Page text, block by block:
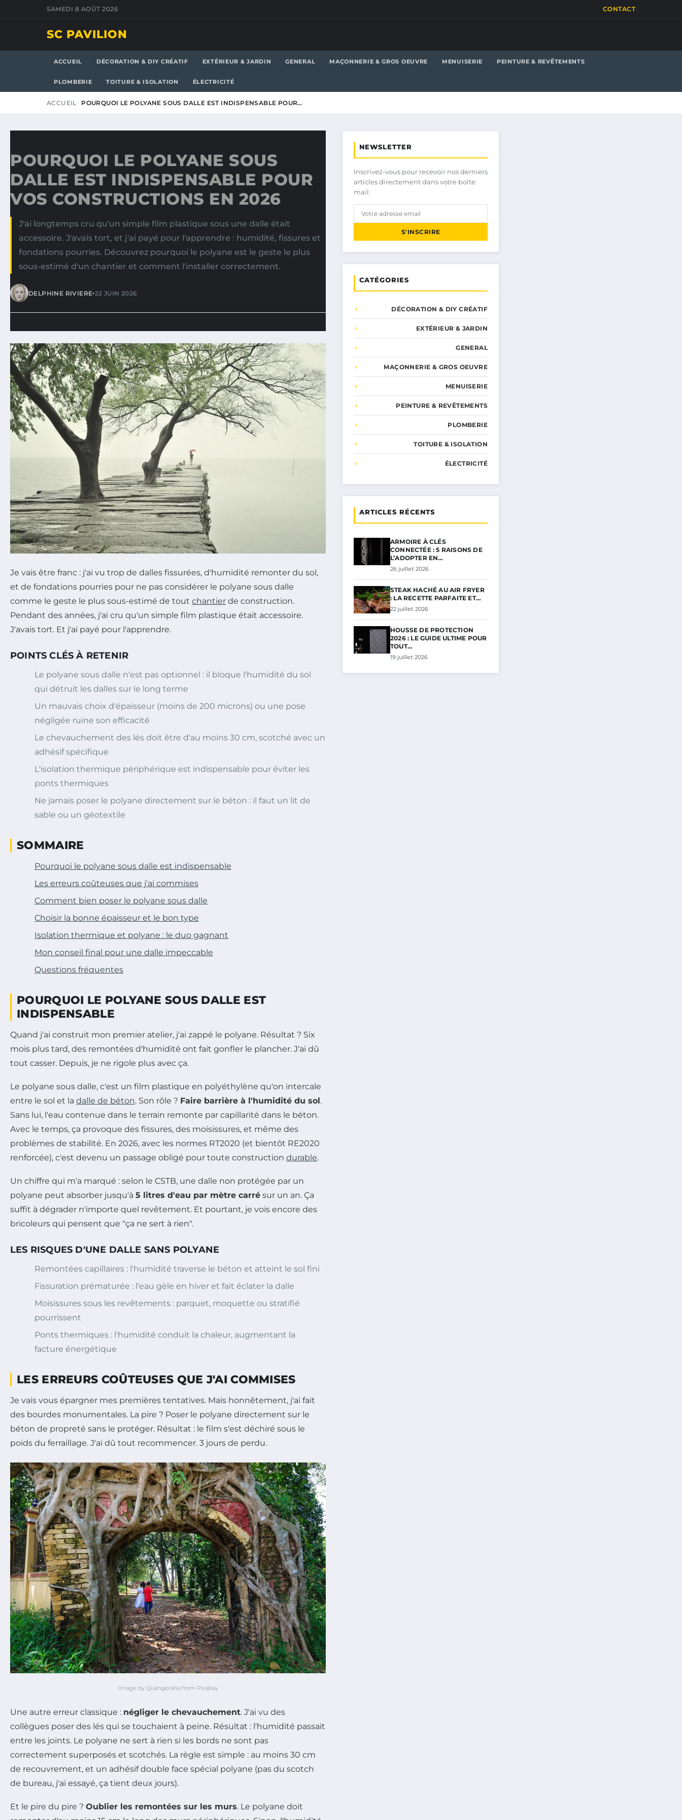
SAMEDI 8 AOÛT 2026 CONTACT
SC PAVILION
ACCUEIL DÉCORATION & DIY CRÉATIF EXTÉRIEUR & JARDIN GENERAL MAÇONNERIE & GROS OEUVRE MENUISERIE PEINTURE & REVÊTEMENTS
PLOMBERIE TOITURE & ISOLATION ÉLECTRICITÉ
ACCUEIL POURQUOI LE POLYANE SOUS DALLE EST INDISPENSABLE POUR…
POURQUOI LE POLYANE SOUS
DALLE EST INDISPENSABLE POUR
VOS CONSTRUCTIONS EN 2026
J'ai longtemps cru qu'un simple film plastique sous une dalle était
accessoire. J'avais tort, et j'ai payé pour l'apprendre : humidité, fissures et
fondations pourries. Découvrez pourquoi le polyane est le geste le plus
sous-estimé d'un chantier et comment l'installer correctement.
DELPHINE RIVIERE•22 JUIN 2026
Je vais être franc : j'ai vu trop de dalles fissurées, d'humidité remonter du sol,
et de fondations pourries pour ne pas considérer le polyane sous dalle
comme le geste le plus sous-estimé de tout chantier de construction.
Pendant des années, j'ai cru qu'un simple film plastique était accessoire.
J'avais tort. Et j'ai payé pour l'apprendre.
POINTS CLÉS À RETENIR
Le polyane sous dalle n'est pas optionnel : il bloque l'humidité du sol
qui détruit les dalles sur le long terme
Un mauvais choix d'épaisseur (moins de 200 microns) ou une pose
négligée ruine son efficacité
Le chevauchement des lés doit être d'au moins 30 cm, scotché avec un
adhésif spécifique
L'isolation thermique périphérique est indispensable pour éviter les
ponts thermiques
Ne jamais poser le polyane directement sur le béton : il faut un lit de
sable ou un géotextile
SOMMAIRE
Pourquoi le polyane sous dalle est indispensable
Les erreurs coûteuses que j'ai commises
Comment bien poser le polyane sous dalle
Choisir la bonne épaisseur et le bon type
Isolation thermique et polyane : le duo gagnant
Mon conseil final pour une dalle impeccable
Questions fréquentes
POURQUOI LE POLYANE SOUS DALLE EST
INDISPENSABLE
Quand j'ai construit mon premier atelier, j'ai zappé le polyane. Résultat ? Six
mois plus tard, des remontées d'humidité ont fait gonfler le plancher. J'ai dû
tout casser. Depuis, je ne rigole plus avec ça.
Le polyane sous dalle, c'est un film plastique en polyéthylène qu'on intercale
entre le sol et la dalle de béton. Son rôle ? Faire barrière à l'humidité du sol .
Sans lui, l'eau contenue dans le terrain remonte par capillarité dans le béton.
Avec le temps, ça provoque des fissures, des moisissures, et même des
problèmes de stabilité. En 2026, avec les normes RT2020 (et bientôt RE2020
renforcée), c'est devenu un passage obligé pour toute construction durable.
Un chiffre qui m'a marqué : selon le CSTB, une dalle non protégée par un
polyane peut absorber jusqu'à 5 litres d'eau par mètre carré sur un an. Ça
suffit à dégrader n'importe quel revêtement. Et pourtant, je vois encore des
bricoleurs qui pensent que "ça ne sert à rien".
LES RISQUES D'UNE DALLE SANS POLYANE
Remontées capillaires : l'humidité traverse le béton et atteint le sol fini
Fissuration prématurée : l'eau gèle en hiver et fait éclater la dalle
Moisissures sous les revêtements : parquet, moquette ou stratifié
pourrissent
Ponts thermiques : l'humidité conduit la chaleur, augmentant la
facture énergétique
LES ERREURS COÛTEUSES QUE J'AI COMMISES
Je vais vous épargner mes premières tentatives. Mais honnêtement, j'ai fait
des bourdes monumentales. La pire ? Poser le polyane directement sur le
béton de propreté sans le protéger. Résultat : le film s'est déchiré sous le
poids du ferraillage. J'ai dû tout recommencer. 3 jours de perdu.
Image by Quangpraha from Pixabay
Une autre erreur classique : négliger le chevauchement. J'ai vu des
collègues poser des lés qui se touchaient à peine. Résultat : l'humidité passait
entre les joints. Le polyane ne sert à rien si les bords ne sont pas
correctement superposés et scotchés. La règle est simple : au moins 30 cm
de recouvrement, et un adhésif double face spécial polyane (pas du scotch
de bureau, j'ai essayé, ça tient deux jours).
Et le pire du pire ? Oublier les remontées sur les murs. Le polyane doit
NEWSLETTER
Inscrivez-vous pour recevoir nos derniers
articles directement dans votre boîte
mail.
S'INSCRIRE
CATÉGORIES
DÉCORATION & DIY CRÉATIF
EXTÉRIEUR & JARDIN
GENERAL
MAÇONNERIE & GROS OEUVRE
MENUISERIE
PEINTURE & REVÊTEMENTS
PLOMBERIE
TOITURE & ISOLATION
ÉLECTRICITÉ
ARTICLES RÉCENTS
ARMOIRE À CLÉS
CONNECTÉE : 5 RAISONS DE
L’ADOPTER EN…
26 juillet 2026
STEAK HACHÉ AU AIR FRYER
: LA RECETTE PARFAITE ET…
22 juillet 2026
HOUSSE DE PROTECTION
2026 : LE GUIDE ULTIME POUR
TOUT…
19 juillet 2026